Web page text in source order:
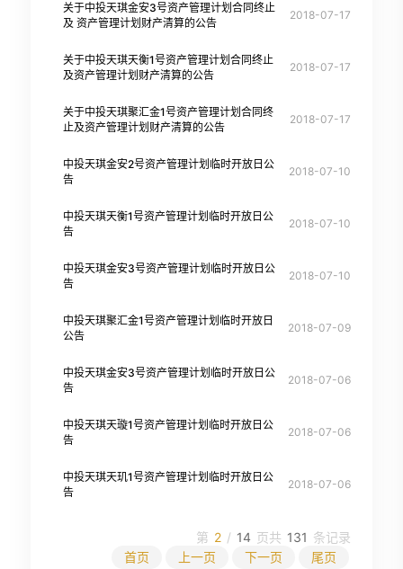
关于中投天琪金安3号资产管理计划合同终止
及 资产管理计划财产清算的公告
2018-07-17
关于中投天琪天衡1号资产管理计划合同终止
及资产管理计划财产清算的公告
2018-07-17
关于中投天琪聚汇金1号资产管理计划合同终
止及资产管理计划财产清算的公告
2018-07-17
中投天琪金安2号资产管理计划临时开放日公
告
2018-07-10
中投天琪天衡1号资产管理计划临时开放日公
告
2018-07-10
中投天琪金安3号资产管理计划临时开放日公
告
2018-07-10
中投天琪聚汇金1号资产管理计划临时开放日
公告
2018-07-09
中投天琪金安3号资产管理计划临时开放日公
告
2018-07-06
中投天琪天璇1号资产管理计划临时开放日公
告
2018-07-06
中投天琪天玑1号资产管理计划临时开放日公
告
2018-07-06
第 2 / 14 页共 131 条记录
首页
上一页 下一页
尾页